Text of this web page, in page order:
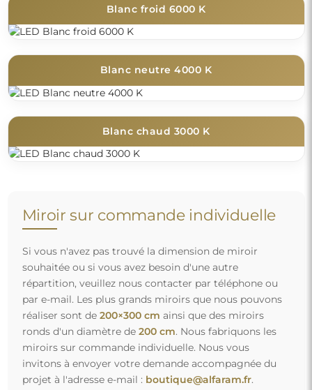
Blanc froid 6000 K
Blanc neutre 4000 K
Blanc chaud 3000 K
Miroir sur commande individuelle
Si vous n'avez pas trouvé la dimension de miroir
souhaitée ou si vous avez besoin d'une autre
répartition, veuillez nous contacter par téléphone ou
par e-mail. Les plus grands miroirs que nous pouvons
réaliser sont de 200×300 cm ainsi que des miroirs
ronds d'un diamètre de 200 cm. Nous fabriquons les
miroirs sur commande individuelle. Nous vous
invitons à envoyer votre demande accompagnée du
projet à l'adresse e-mail : boutique@alfaram.fr.